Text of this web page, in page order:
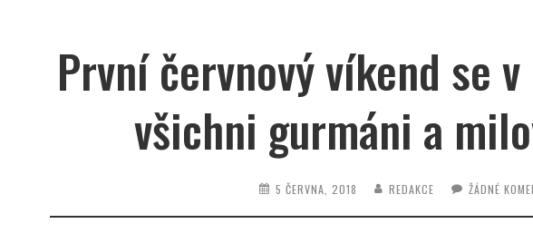
První červnový víkend se
všichni gurmáni a
5 ČERVNA, 2018 REDAKCE ŽÁDNÉ